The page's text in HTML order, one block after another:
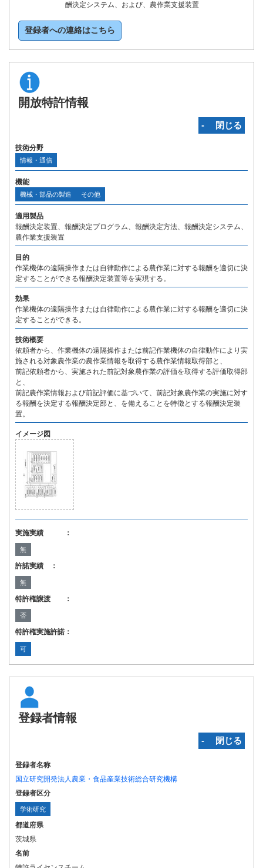
酬決定システム、および、農作業支援装置
登録者への連絡はこちら
開放特許情報
‐ 閉じる
技術分野
情報・通信
機能
機械・部品の製造 その他
適用製品
報酬決定装置、報酬決定プログラム、報酬決定方法、報酬決定システム、
農作業支援装置
目的
作業機体の遠隔操作または自律動作による農作業に対する報酬を適切に決
定することができる報酬決定装置等を実現する。
効果
作業機体の遠隔操作または自律動作による農作業に対する報酬を適切に決
定することができる。
技術概要
依頼者から、作業機体の遠隔操作または前記作業機体の自律動作により実
施される対象農作業の農作業情報を取得する農作業情報取得部と、
前記依頼者から、実施された前記対象農作業の評価を取得する評価取得部
と、
前記農作業情報および前記評価に基づいて、前記対象農作業の実施に対す
る報酬を決定する報酬決定部と、を備えることを特徴とする報酬決定装
置。
イメージ図
実施実績 ：
無
許諾実績 ：
無
特許権譲渡 ：
否
特許権実施許諾：
可
登録者情報
‐ 閉じる
登録者名称
国立研究開発法人農業・食品産業技術総合研究機構
登録者区分
学術研究
都道府県
茨城県
名前